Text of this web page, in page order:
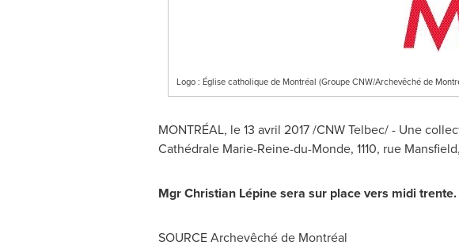
Logo : Église catholique de Montréal (Groupe CNW/Archevêché de
MONTRÉAL, le 13 avril 2017 /CNW Telbec/ - Une
Cathédrale Marie-Reine-du-Monde, 1110, rue Mansfield
Mgr Christian Lépine sera sur place vers midi trente.
SOURCE Archevêché de Montréal